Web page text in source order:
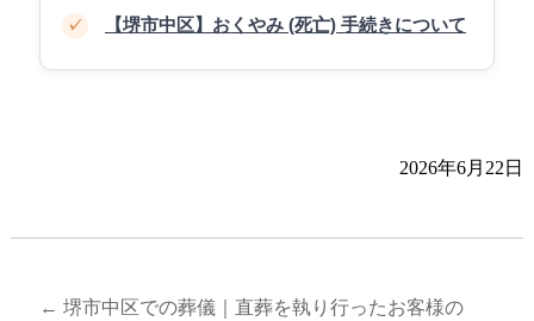
✓ 【堺市中区】おくやみ (死亡) 手続きについて
2026年6月22日
← 堺市中区での葬儀｜直葬を執り行ったお客様の